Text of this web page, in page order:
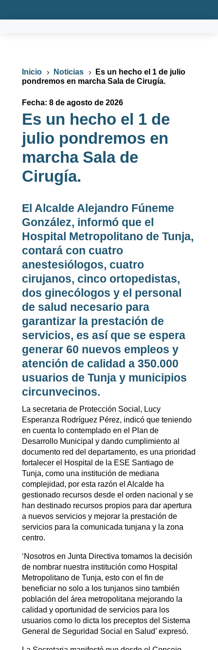
Inicio 5 Noticias 5
Es un hecho el 1 de julio
pondremos en marcha Sala de Cirugía.
Fecha: 8 de agosto de 2026
Es un hecho el 1 de
julio pondremos en
marcha Sala de
Cirugía.
El Alcalde Alejandro Fúneme
González, informó que el
Hospital Metropolitano de Tunja,
contará con cuatro
anestesiólogos, cuatro
cirujanos, cinco ortopedistas,
dos ginecólogos y el personal
de salud necesario para
garantizar la prestación de
servicios, es así que se espera
generar 60 nuevos empleos y
atención de calidad a 350.000
usuarios de Tunja y municipios
circunvecinos.
La secretaria de Protección Social, Lucy
Esperanza Rodríguez Pérez, indicó que teniendo
en cuenta lo contemplado en el Plan de
Desarrollo Municipal y dando cumplimiento al
documento red del departamento, es una prioridad
fortalecer el Hospital de la ESE Santiago de
Tunja, como una institución de mediana
complejidad, por esta razón el Alcalde ha
gestionado recursos desde el orden nacional y se
han destinado recursos propios para dar apertura
a nuevos servicios y mejorar la prestación de
servicios para la comunicada tunjana y la zona
centro.
‘Nosotros en Junta Directiva tomamos la decisión
de nombrar nuestra institución como Hospital
Metropolitano de Tunja, esto con el fin de
beneficiar no solo a los tunjanos sino también
población del área metropolitana mejorando la
calidad y oportunidad de servicios para los
usuarios como lo dicta los preceptos del Sistema
General de Seguridad Social en Salud’ expresó.